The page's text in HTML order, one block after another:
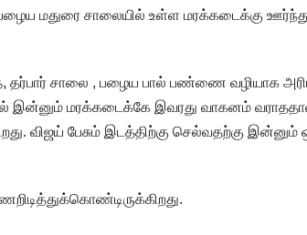
மதுரை சாலையில் உள்ள மரக்கடைக்கு
தர்பார் சாலை , பழைய பால் பண்ணை வழியாக
இன்னும் மரக்கடைக்கே இவரது வாகனம்
விஜய் பேசும் இடத்திற்கு செல்வதற்கு இன்னும்